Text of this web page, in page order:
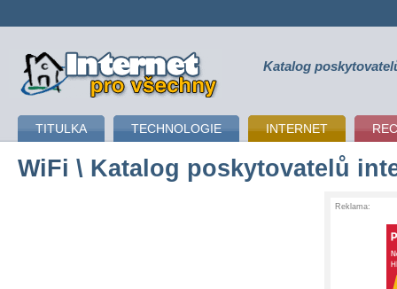
připojení k internetu Katalog
TITULKA TECHNOLOGIE INTERNET
WiFi \ Katalog poskytovatelů
Reklama: